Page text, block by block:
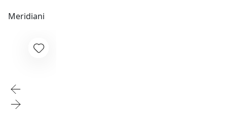
Meridiani